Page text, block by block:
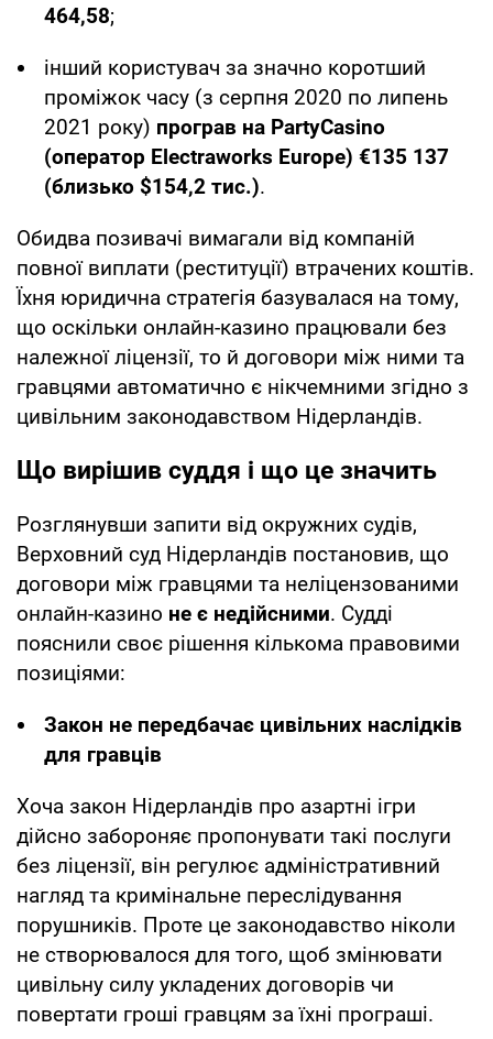
464,58;
інший користувач за значно коротший
проміжок часу (з серпня 2020 по липень
2021 року) програв на PartyCasino
(оператор Electraworks Europe) €135 137
(близько $154,2 тис.).
Обидва позивачі вимагали від компаній
повної виплати (реституції) втрачених коштів.
Їхня юридична стратегія базувалася на тому,
що оскільки онлайн-казино працювали без
належної ліцензії, то й договори між ними та
гравцями автоматично є нікчемними згідно з
цивільним законодавством Нідерландів.
Що вирішив суддя і що це значить
Розглянувши запити від окружних судів,
Верховний суд Нідерландів постановив, що
договори між гравцями та неліцензованими
онлайн-казино не є недійсними. Судді
пояснили своє рішення кількома правовими
позиціями:
Закон не передбачає цивільних наслідків
для гравців
Хоча закон Нідерландів про азартні ігри
дійсно забороняє пропонувати такі послуги
без ліцензії, він регулює адміністративний
нагляд та кримінальне переслідування
порушників. Проте це законодавство ніколи
не створювалося для того, щоб змінювати
цивільну силу укладених договорів чи
повертати гроші гравцям за їхні програші.